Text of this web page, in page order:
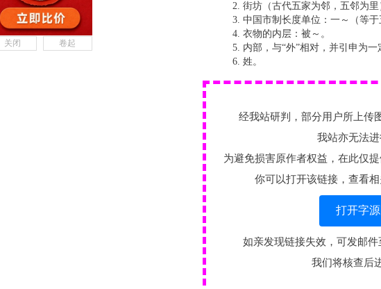
街坊（古代五家为邻，五邻为里
中国市制长度单位：一～（等于
衣物的内层：被～。
内部，与“外”相对，并引申为
姓。
经我站研判，部分用户所上传
我站亦无法进
为避免损害原作者权益，在此仅
你可以打开该链接，查看
打开字
如亲发现链接失效，可发邮件
我们将核查后
关闭 卷起